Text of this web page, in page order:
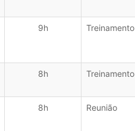
9h Treinamento
8h Treinamento
8h Reunião